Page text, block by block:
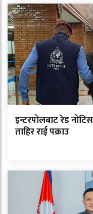
इन्टरपोलबाट रेड
ताहिर राई पक्राउ